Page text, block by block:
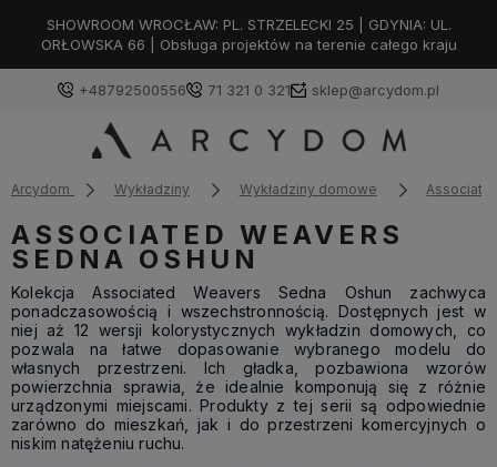
SHOWROOM WROCŁAW: PL. STRZELECKI 25 | GDYNIA: UL.
ORŁOWSKA 66 | Obsługa projektów na terenie całego kraju
+48792500556 71 321 0 321 sklep@arcydom.pl
Arcydom Wykładziny Wykładziny domowe
ASSOCIATED WEAVERS
SEDNA OSHUN
Kolekcja Associated Weavers Sedna Oshun zachwyca
ponadczasowością i wszechstronnością. Dostępnych jest w
niej aż 12 wersji kolorystycznych wykładzin domowych, co
pozwala na łatwe dopasowanie wybranego modelu do
własnych przestrzeni. Ich gładka, pozbawiona wzorów
powierzchnia sprawia, że idealnie komponują się z różnie
urządzonymi miejscami. Produkty z tej serii są odpowiednie
zarówno do mieszkań, jak i do przestrzeni komercyjnych o
niskim natężeniu ruchu.